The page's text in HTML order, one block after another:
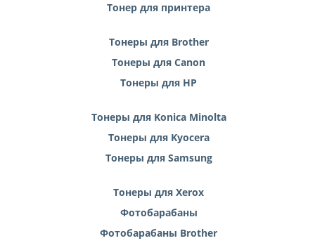
Тонер для принтера
Тонеры для Brother
Тонеры для Canon
Тонеры для HP
Тонеры для Konica Minolta
Тонеры для Kyocera
Тонеры для Samsung
Тонеры для Xerox
Фотобарабаны
Фотобарабаны Brother